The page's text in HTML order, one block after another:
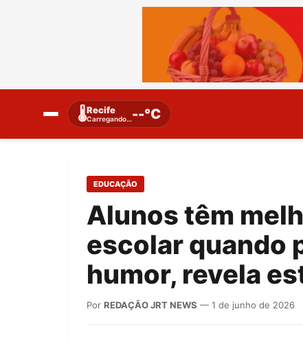
🌡️Recife
Carregando…--°C
EDUCAÇÃO
Alunos têm
escolar quando
humor, revela
Por REDAÇÃO JRT NEWS — 1 de junho de 2026